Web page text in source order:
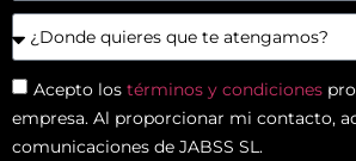
Acepto los términos y condiciones
empresa. Al proporcionar mi contacto,
comunicaciones de JABSS SL.